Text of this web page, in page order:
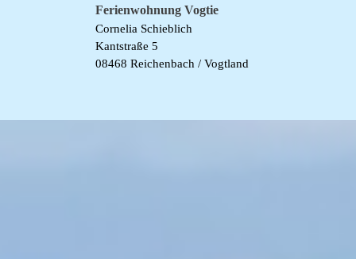
Ferienwohnung Vogtie
Cornelia Schieblich
Kantstraße 5
08468 Reichenbach / Vogtland